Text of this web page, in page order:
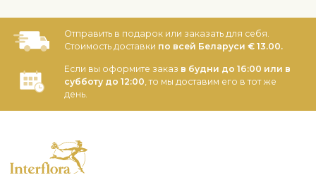
Отправить в подарок или заказать для себя.
Стоимость доставки по всей Беларуси € 13.00.
Если вы оформите заказ в будни до 16:00 или в
субботу до 12:00 , то мы доставим его в тот же
день.